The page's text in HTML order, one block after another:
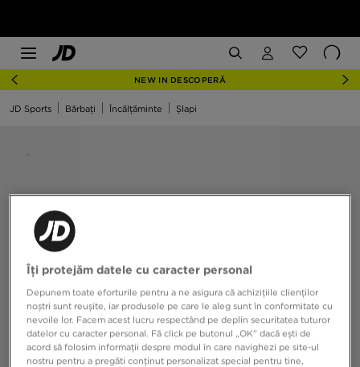
NEW IN DESCOPERĂ
JD Sports Bărbați Încălțăminte Șlapi
Îți protejăm datele cu caracter personal
Depunem toate eforturile pentru a ne asigura că achizițiile clienților
noștri sunt reușite, iar produsele pe care le aleg sunt în conformitate cu
nevoile lor. Facem acest lucru respectând pe deplin securitatea tuturor
datelor cu caracter personal. Fă click pe butonul „OK” dacă ești de
acord să folosim informații despre modul în care navighezi pe site-ul
nostru pentru a pregăti conținut personalizat special pentru tine,